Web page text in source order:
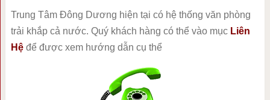
Trung Tâm Đông Dương hiện tại có hệ thống văn phòng
trải khắp cả nước. Quý khách hàng có thể vào mục Liên
Hệ để được xem hướng dẫn cụ thể